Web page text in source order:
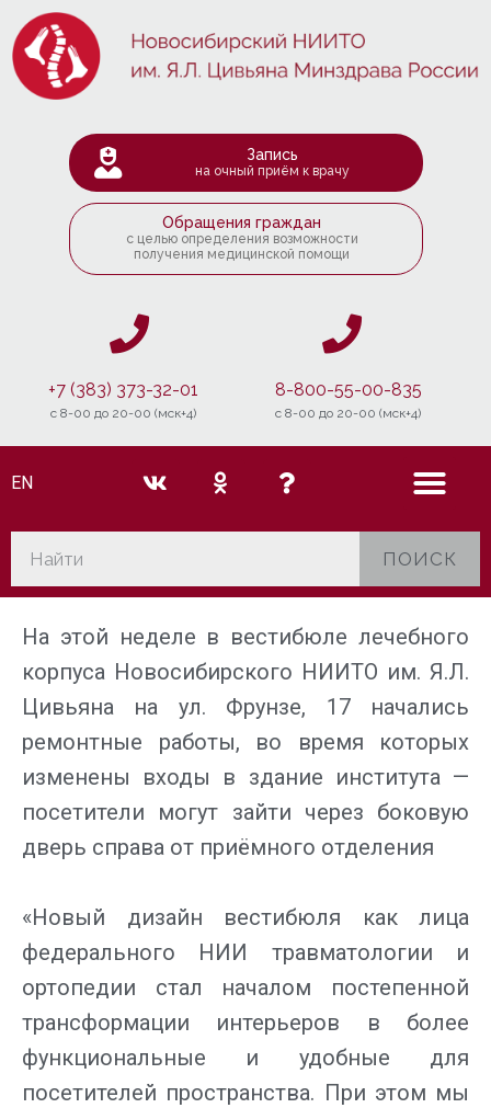
Запись
на очный приём к врачу
Обращения граждан
с целью определения возможности
получения медицинской помощи
+7 (383) 373-32-01
c 8-00 до 20-00 (мск+4)
8-800-55-00-835
c 8-00 до 20-00 (мск+4)
EN
ПОИСК
На этой неделе в вестибюле лечебного
корпуса Новосибирского НИИТО им. Я.Л.
Цивьяна на ул. Фрунзе, 17 начались
ремонтные работы, во время которых
изменены входы в здание института —
посетители могут зайти через боковую
дверь справа от приёмного отделения
«Новый дизайн вестибюля как лица
федерального НИИ травматологии и
ортопедии стал началом постепенной
трансформации интерьеров в более
функциональные и удобные для
посетителей пространства. При этом мы